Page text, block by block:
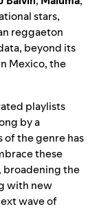
stars,
reggaeton
beyond its
Mexico, the
playlists
by a
of the genre has
these
broadening the
with new
wave of